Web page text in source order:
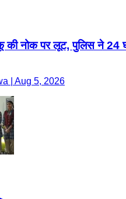
नोक पर लूट, पुलिस ने 24
| Aug 5, 2026